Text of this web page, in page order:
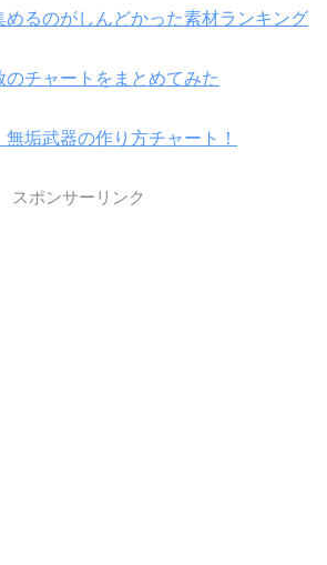
めるのがしんどかった素材ランキング
チャートをまとめてみた
垢武器の作り方チャート！
スポンサーリンク